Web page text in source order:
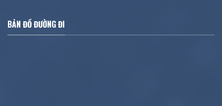
BẢN ĐỒ ĐƯỜNG ĐI